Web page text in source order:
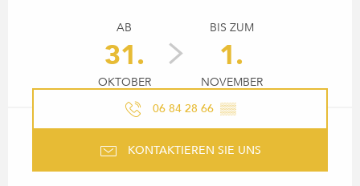
AB
31.
OKTOBER
BIS ZUM
1.
NOVEMBER
06 84 28 66 ▒▒
KONTAKTIEREN SIE UNS